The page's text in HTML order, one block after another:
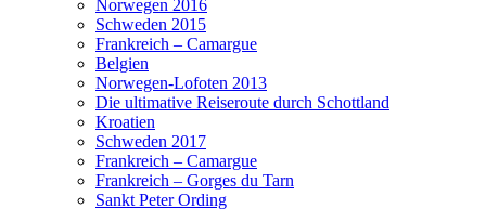
Norwegen 2016
Schweden 2015
Frankreich – Camargue
Belgien
Norwegen-Lofoten 2013
Die ultimative Reiseroute durch Schottland
Kroatien
Schweden 2017
Frankreich – Camargue
Frankreich – Gorges du Tarn
Sankt Peter Ording